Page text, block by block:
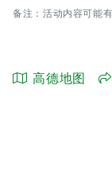
备注：活动内容可能
高德地图